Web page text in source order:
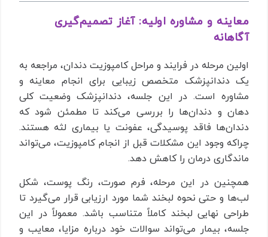
معاینه و مشاوره اولیه: آغاز تصمیم‌گیری
آگاهانه
اولین مرحله در فرایند و مراحل کامپوزیت دندان، مراجعه به
یک دندانپزشک متخصص زیبایی برای انجام معاینه و
مشاوره است. در این جلسه، دندانپزشک وضعیت کلی
دهان و دندان‌ها را بررسی می‌کند تا مطمئن شود که
دندان‌ها فاقد پوسیدگی، عفونت یا بیماری لثه هستند.
چراکه وجود این مشکلات قبل از انجام کامپوزیت، می‌تواند
ماندگاری درمان را کاهش دهد.
همچنین در این مرحله، فرم صورت، رنگ پوست، شکل
لب‌ها و حتی نحوه لبخند شما مورد ارزیابی قرار می‌گیرد تا
طراحی نهایی لبخند کاملاً متناسب باشد. معمولاً در این
جلسه، بیمار می‌تواند سوالات خود درباره مزایا، معایب و